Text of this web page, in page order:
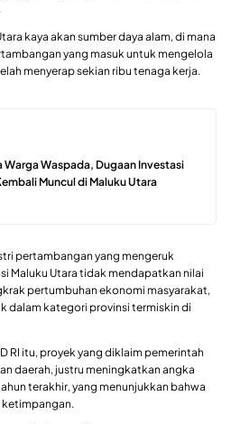
kaya akan sumber daya alam, di mana
yang masuk untuk mengelola
menyerap sekian ribu tenaga kerja.
Warga Waspada, Dugaan Investasi
Muncul di Maluku Utara
pertambangan yang mengeruk
Maluku Utara tidak mendapatkan nilai
pertumbuhan ekonomi masyarakat,
dalam kategori provinsi termiskin di
RI itu, proyek yang diklaim pemerintah
daerah, justru meningkatkan angka
terakhir, yang menunjukkan bahwa
ketimpangan.